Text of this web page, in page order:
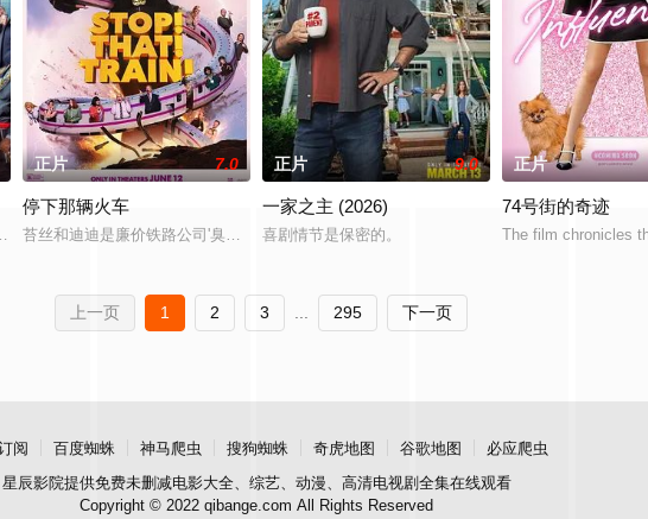
形影不离，但尼克即将离家去上大学，而查理在学校有了
that takes place at an exclusive inv
正片 7.0
停下那辆火车
苔丝和迪迪是廉价铁路公司'臭火车'干了十年的老派乘务员，公司倒闭后她们伪造简历混进
正片 9.0
一家之主 (2026)
喜剧情节是保密的。
正片
74号街的奇迹
The film chronicles
上一页 1 2 3 ... 295 下一页
阅 百度蜘蛛 神马爬虫 搜狗蜘蛛 奇虎地图 谷歌地图
必应爬虫
星辰影院提供免费未删减电影大全、综艺、动漫、高清电视剧全集在线观看
Copyright © 2022 qibange.com All Rights Reserved